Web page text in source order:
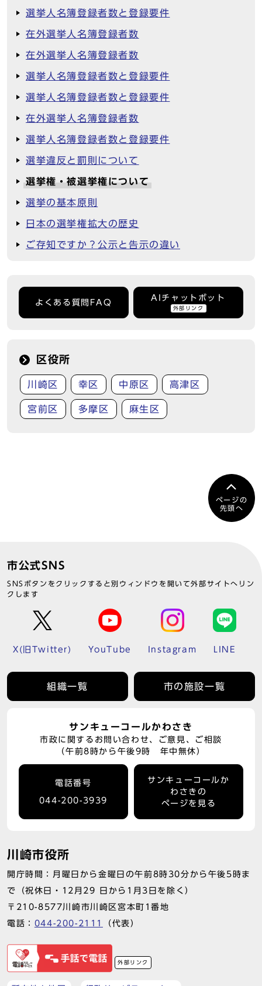
選挙人名簿登録者数と登録要件
在外選挙人名簿登録者数
在外選挙人名簿登録者数
選挙人名簿登録者数と登録要件
選挙人名簿登録者数と登録要件
在外選挙人名簿登録者数
選挙人名簿登録者数と登録要件
選挙違反と罰則について
選挙権・被選挙権について
選挙の基本原則
日本の選挙権拡大の歴史
ご存知ですか？公示と告示の違い
よくある質問FAQ
AIチャットボット
外部リンク
区役所
川崎区 幸区 中原区 高津区
宮前区 多摩区 麻生区
ページの
先頭へ
市公式SNS
SNSボタンをクリックすると別ウィンドウを開いて外部サイトへリン
クします
X(旧Twitter) YouTube Instagram LINE
組織一覧 市の施設一覧
サンキューコールかわさき
市政に関するお問い合わせ、ご意見、ご相談
（午前8時から午後9時 年中無休）
電話番号
044-200-3939
サンキューコールか
わさきの
ページを見る
川崎市役所
開庁時間：月曜日から金曜日の午前8時30分から午後5時ま
で（祝休日・12月29 日から1月3日を除く）
〒210-8577川崎市川崎区宮本町1番地
電話： 044-200-2111 （代表）
外部リンク